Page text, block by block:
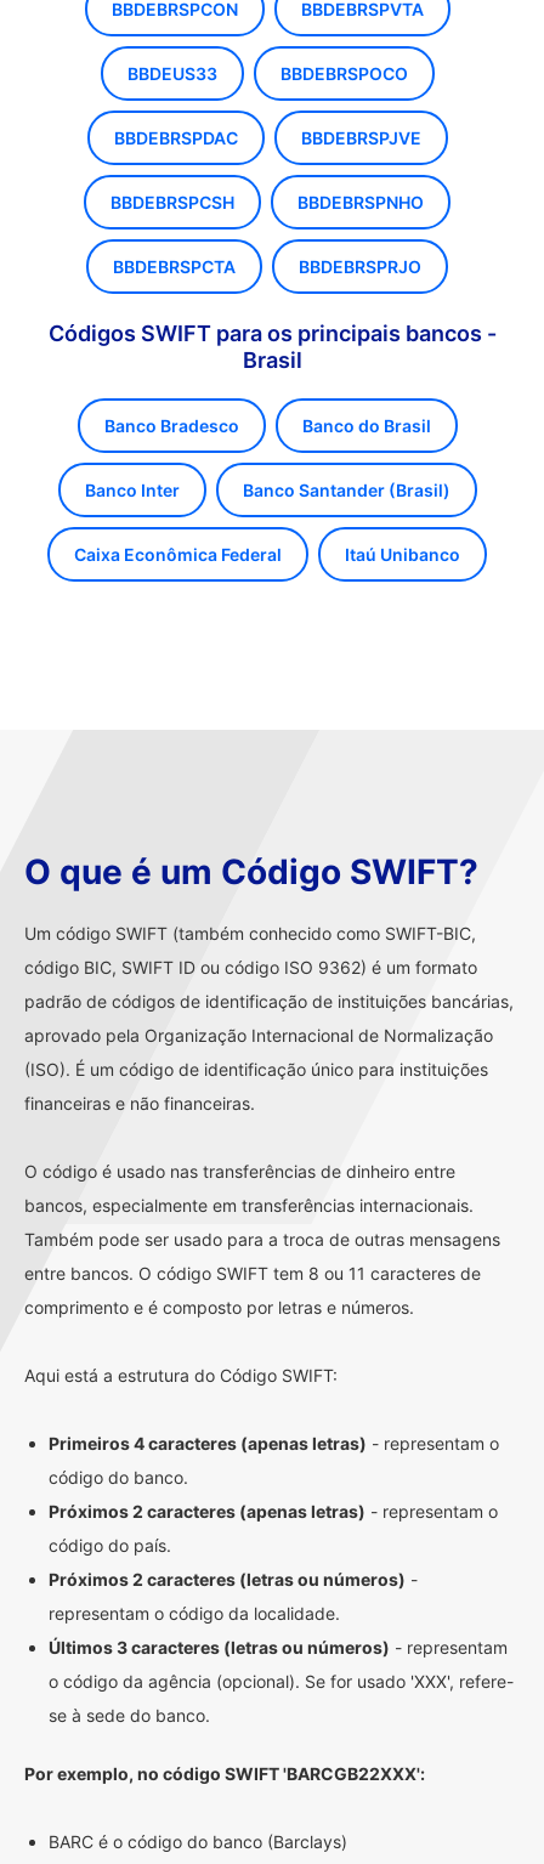
BBDEBRSPCON BBDEBRSPVTA
BBDEUS33 BBDEBRSPOCO
BBDEBRSPDAC BBDEBRSPJVE
BBDEBRSPCSH BBDEBRSPNHO
BBDEBRSPCTA BBDEBRSPRJO
Códigos SWIFT para os principais bancos -
Brasil
Banco Bradesco Banco do Brasil
Banco Inter Banco Santander (Brasil)
Caixa Econômica Federal Itaú Unibanco
O que é um Código SWIFT?
Um código SWIFT (também conhecido como SWIFT-BIC,
código BIC, SWIFT ID ou código ISO 9362) é um formato
padrão de códigos de identificação de instituições bancárias,
aprovado pela Organização Internacional de Normalização
(ISO). É um código de identificação único para instituições
financeiras e não financeiras.
O código é usado nas transferências de dinheiro entre
bancos, especialmente em transferências internacionais.
Também pode ser usado para a troca de outras mensagens
entre bancos. O código SWIFT tem 8 ou 11 caracteres de
comprimento e é composto por letras e números.
Aqui está a estrutura do Código SWIFT:
Primeiros 4 caracteres (apenas letras) - representam o
código do banco.
Próximos 2 caracteres (apenas letras) - representam o
código do país.
Próximos 2 caracteres (letras ou números) -
representam o código da localidade.
Últimos 3 caracteres (letras ou números) - representam
o código da agência (opcional). Se for usado 'XXX', refere-
se à sede do banco.
Por exemplo, no código SWIFT 'BARCGB22XXX':
BARC é o código do banco (Barclays)